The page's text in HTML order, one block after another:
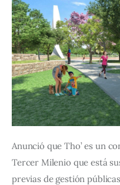
Anunció que Tho’ es un
Tercer Milenio que está
previas de gestión